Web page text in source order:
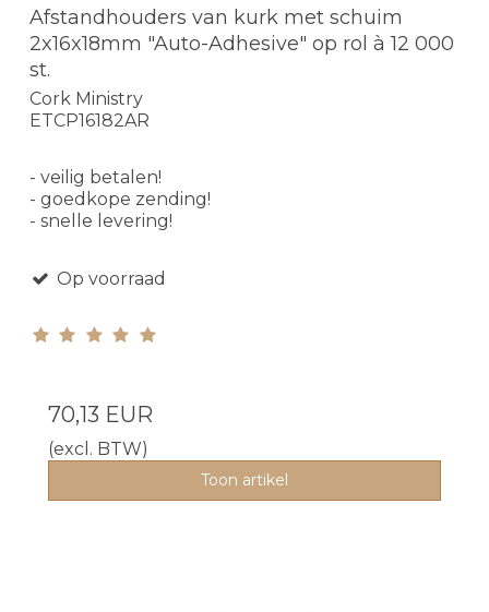
Afstandhouders van kurk met schuim
2x16x18mm "Auto-Adhesive" op rol à 12 000
st.
Cork Ministry
ETCP16182AR
- veilig betalen!
- goedkope zending!
- snelle levering!
Op voorraad
70,13 EUR
(excl. BTW)
Toon artikel